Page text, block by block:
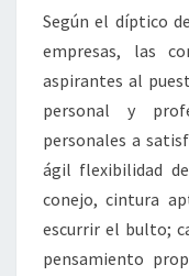
Según el díptico
empresas, las
aspirantes al
personal y
personales a
ágil flexibilidad
conejo, cintura
escurrir el bulto;
pensamiento